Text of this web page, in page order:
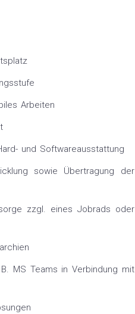
Arbeiten
und Softwareausstattung
sowie Übertragung der
zzgl. eines Jobrads oder
MS Teams in Verbindung mit